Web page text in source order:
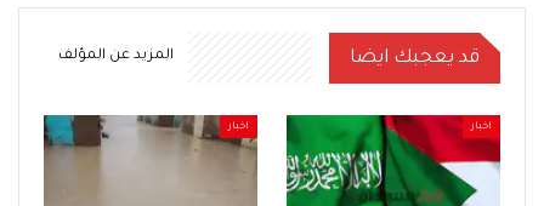
قد يعجبك ايضا المزيد عن المؤلف
اخبار اخبار